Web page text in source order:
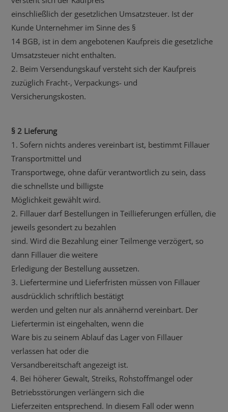
einschließlich der gesetzlichen Umsatzsteuer. Ist der
Kunde Unternehmer im Sinne des §
14 BGB, ist in dem angebotenen Kaufpreis die gesetzliche
Umsatzsteuer nicht enthalten.
2. Beim Versendungskauf versteht sich der Kaufpreis
zuzüglich Fracht-, Verpackungs- und
Versicherungskosten.
§ 2 Lieferung
1. Sofern nichts anderes vereinbart ist, bestimmt Fillauer
Transportmittel und
Transportwege, ohne dafür verantwortlich zu sein, dass
die schnellste und billigste
Möglichkeit gewählt wird.
2. Fillauer darf Bestellungen in Teillieferungen erfüllen, die
jeweils gesondert zu bezahlen
sind. Wird die Bezahlung einer Teilmenge verzögert, so
dann Fillauer die weitere
Erledigung der Bestellung aussetzen.
3. Liefertermine und Lieferfristen müssen von Fillauer
ausdrücklich schriftlich bestätigt
werden und gelten nur als annähernd vereinbart. Der
Liefertermin ist eingehalten, wenn die
Ware bis zu seinem Ablauf das Lager von Fillauer
verlassen hat oder die
Versandbereitschaft angezeigt ist.
4. Bei höherer Gewalt, Streiks, Rohstoffmangel oder
Betriebsstörungen verlängern sich die
Lieferzeiten entsprechend. In diesem Fall oder wenn